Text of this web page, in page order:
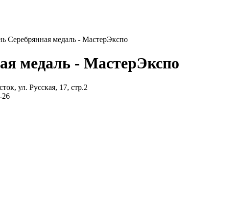
Серебрянная медаль - МастерЭкспо
медаль - МастерЭкспо
ул. Русская, 17, стр.2
26